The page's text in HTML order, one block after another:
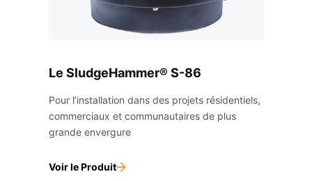
Le SludgeHammer® S-86
Pour l’installation dans des projets résidentiels,
commerciaux et communautaires de plus
grande envergure
Voir le Produit